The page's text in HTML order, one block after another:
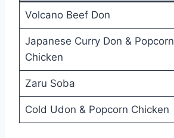
Volcano Beef Don
Japanese Curry Don & Popcorn
Chicken
Zaru Soba
Cold Udon & Popcorn Chicken